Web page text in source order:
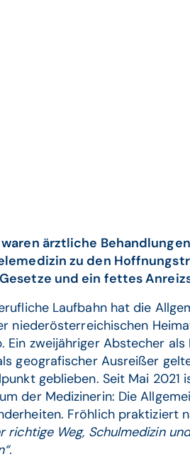
waren ärztliche
zu den
und ein fettes
Laufbahn hat die
niederösterreichischen
Ein zweijähriger Abstecher
geografischer Ausreißer
geblieben. Seit Mai
der Medizinerin: Die
Fröhlich praktiziert
richtige Weg, Schulmedizin